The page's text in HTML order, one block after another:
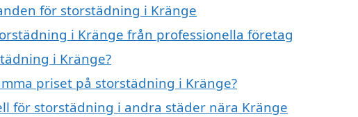
för storstädning i Kränge
i Kränge från professionella företag
i Kränge?
priset på storstädning i Kränge?
för storstädning i andra städer nära Kränge